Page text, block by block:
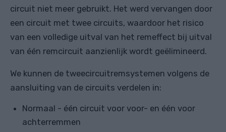
circuit niet meer gebruikt. Het werd vervangen door
een circuit met twee circuits, waardoor het risico
van een volledige uitval van het remeffect bij uitval
van één remcircuit aanzienlijk wordt geëlimineerd.
We kunnen de tweecircuitremsystemen volgens de
aansluiting van de circuits verdelen in:
Normaal - één circuit voor voor- en één voor
achterremmen